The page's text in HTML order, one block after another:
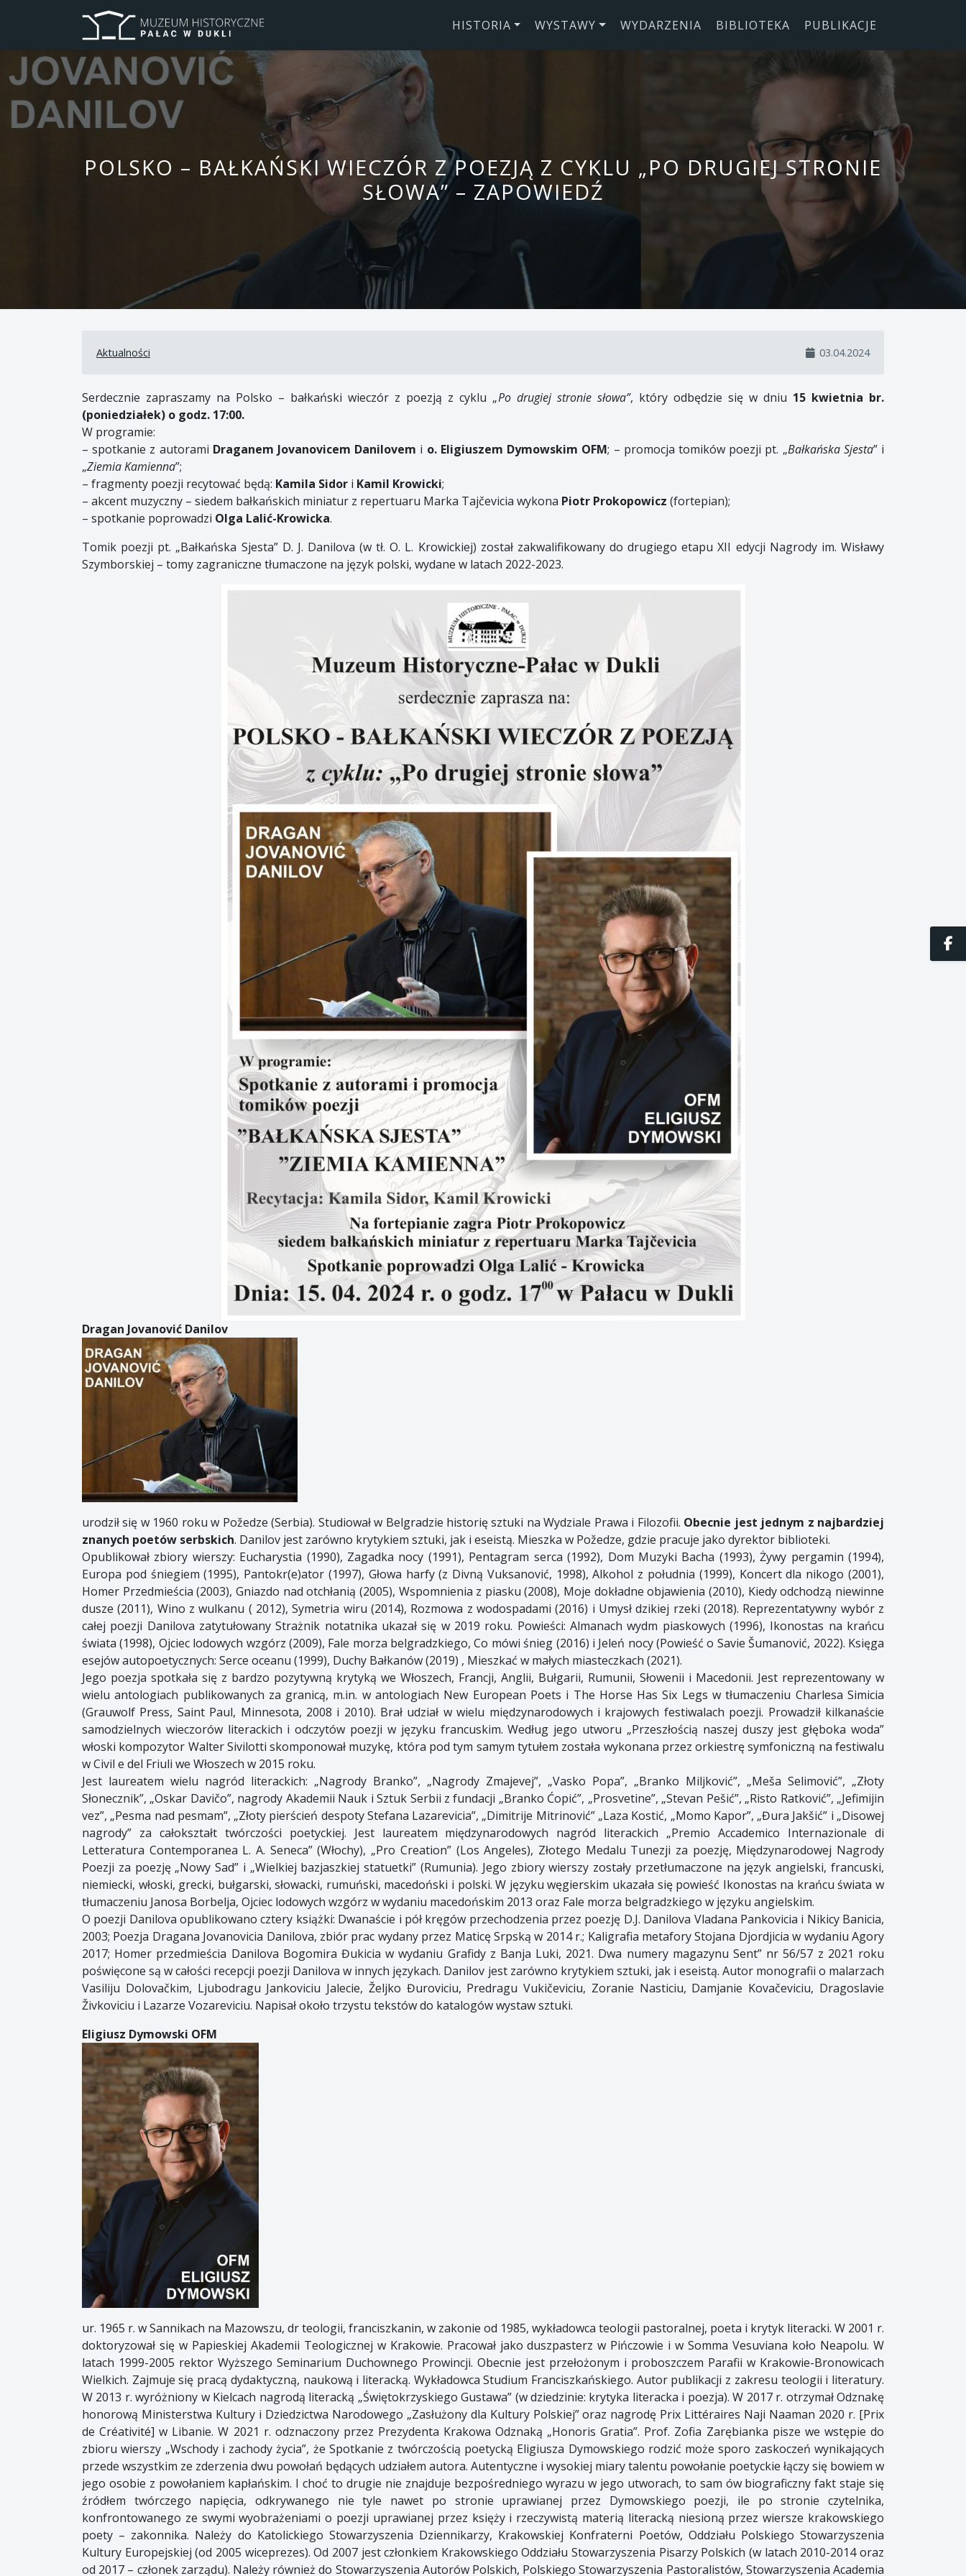
HISTORIA WYSTAWY WYDARZENIA BIBLIOTEKA PUBLIKACJE
POLSKO – BAŁKAŃSKI WIECZÓR Z POEZJĄ Z CYKLU „PO DRUGIEJ STRONIE
SŁOWA” – ZAPOWIEDŹ
Aktualności 03.04.2024
Serdecznie zapraszamy na Polsko – bałkański wieczór z poezją z cyklu „Po drugiej stronie słowa”, który odbędzie się w dniu 15 kwietnia br.
(poniedziałek) o godz. 17:00.
W programie:
– spotkanie z autorami Draganem Jovanovicem Danilovem i o. Eligiuszem Dymowskim OFM; – promocja tomików poezji pt. „Bałkańska Sjesta” i
„Ziemia Kamienna”;
– fragmenty poezji recytować będą: Kamila Sidor i Kamil Krowicki;
– akcent muzyczny – siedem bałkańskich miniatur z repertuaru Marka Tajčevicia wykona Piotr Prokopowicz (fortepian);
– spotkanie poprowadzi Olga Lalić-Krowicka.
Tomik poezji pt. „Bałkańska Sjesta” D. J. Danilova (w tł. O. L. Krowickiej) został zakwalifikowany do drugiego etapu XII edycji Nagrody im. Wisławy
Szymborskiej – tomy zagraniczne tłumaczone na język polski, wydane w latach 2022-2023.
Dragan Jovanović Danilov
urodził się w 1960 roku w Požedze (Serbia). Studiował w Belgradzie historię sztuki na Wydziale Prawa i Filozofii. Obecnie jest jednym z najbardziej
znanych poetów serbskich. Danilov jest zarówno krytykiem sztuki, jak i eseistą. Mieszka w Požedze, gdzie pracuje jako dyrektor biblioteki.
Opublikował zbiory wierszy: Eucharystia (1990), Zagadka nocy (1991), Pentagram serca (1992), Dom Muzyki Bacha (1993), Żywy pergamin (1994),
Europa pod śniegiem (1995), Pantokr(e)ator (1997), Głowa harfy (z Divną Vuksanović, 1998), Alkohol z południa (1999), Koncert dla nikogo (2001),
Homer Przedmieścia (2003), Gniazdo nad otchłanią (2005), Wspomnienia z piasku (2008), Moje dokładne objawienia (2010), Kiedy odchodzą niewinne
dusze (2011), Wino z wulkanu ( 2012), Symetria wiru (2014), Rozmowa z wodospadami (2016) i Umysł dzikiej rzeki (2018). Reprezentatywny wybór z
całej poezji Danilova zatytułowany Strażnik notatnika ukazał się w 2019 roku. Powieści: Almanach wydm piaskowych (1996), Ikonostas na krańcu
świata (1998), Ojciec lodowych wzgórz (2009), Fale morza belgradzkiego, Co mówi śnieg (2016) i Jeleń nocy (Powieść o Savie Šumanović, 2022). Księga
esejów autopoetycznych: Serce oceanu (1999), Duchy Bałkanów (2019) , Mieszkać w małych miasteczkach (2021).
Jego poezja spotkała się z bardzo pozytywną krytyką we Włoszech, Francji, Anglii, Bułgarii, Rumunii, Słowenii i Macedonii. Jest reprezentowany w
wielu antologiach publikowanych za granicą, m.in. w antologiach New European Poets i The Horse Has Six Legs w tłumaczeniu Charlesa Simicia
(Grauwolf Press, Saint Paul, Minnesota, 2008 i 2010). Brał udział w wielu międzynarodowych i krajowych festiwalach poezji. Prowadził kilkanaście
samodzielnych wieczorów literackich i odczytów poezji w języku francuskim. Według jego utworu „Przeszłością naszej duszy jest głęboka woda”
włoski kompozytor Walter Sivilotti skomponował muzykę, która pod tym samym tytułem została wykonana przez orkiestrę symfoniczną na festiwalu
w Civil e del Friuli we Włoszech w 2015 roku.
Jest laureatem wielu nagród literackich: „Nagrody Branko”, „Nagrody Zmajevej”, „Vasko Popa”, „Branko Miljković”, „Meša Selimović”, „Złoty
Słonecznik”, „Oskar Davičo”, nagrody Akademii Nauk i Sztuk Serbii z fundacji „Branko Ćopić”, „Prosvetine”, „Stevan Pešić”, „Risto Ratković”, „Jefimijin
vez”, „Pesma nad pesmam”, „Złoty pierścień despoty Stefana Lazarevicia”, „Dimitrije Mitrinović” „Laza Kostić, „Momo Kapor”, „Đura Jakšić” i „Disowej
nagrody” za całokształt twórczości poetyckiej. Jest laureatem międzynarodowych nagród literackich „Premio Accademico Internazionale di
Letteratura Contemporanea L. A. Seneca” (Włochy), „Pro Creation” (Los Angeles), Złotego Medalu Tunezji za poezję, Międzynarodowej Nagrody
Poezji za poezję „Nowy Sad” i „Wielkiej bazjaszkiej statuetki” (Rumunia). Jego zbiory wierszy zostały przetłumaczone na język angielski, francuski,
niemiecki, włoski, grecki, bułgarski, słowacki, rumuński, macedoński i polski. W języku węgierskim ukazała się powieść Ikonostas na krańcu świata w
tłumaczeniu Janosa Borbelja, Ojciec lodowych wzgórz w wydaniu macedońskim 2013 oraz Fale morza belgradzkiego w języku angielskim.
O poezji Danilova opublikowano cztery książki: Dwanaście i pół kręgów przechodzenia przez poezję D.J. Danilovа Vladana Pankovicia i Nikicy Banicia,
2003; Poezja Dragana Jovanovicia Danilova, zbiór prac wydany przez Maticę Srpską w 2014 r.; Kaligrafia metafory Stojana Djordjicia w wydaniu Agory
2017; Homer przedmieścia Danilova Bogomira Đukicia w wydaniu Grafidy z Banja Luki, 2021. Dwa numery magazynu Sent” nr 56/57 z 2021 roku
poświęcone są w całości recepcji poezji Danilova w innych językach. Danilov jest zarówno krytykiem sztuki, jak i eseistą. Autor monografii o malarzach
Vasiliju Dolovačkim, Ljubodragu Jankoviciu Jalecie, Željko Đuroviciu, Predragu Vukičeviciu, Zoranie Nasticiu, Damjanie Kovačeviciu, Dragoslavie
Živkoviciu i Lazarze Vozareviciu. Napisał około trzystu tekstów do katalogów wystaw sztuki.
Eligiusz Dymowski OFM
ur. 1965 r. w Sannikach na Mazowszu, dr teologii, franciszkanin, w zakonie od 1985, wykładowca teologii pastoralnej, poeta i krytyk literacki. W 2001 r.
doktoryzował się w Papieskiej Akademii Teologicznej w Krakowie. Pracował jako duszpasterz w Pińczowie i w Somma Vesuviana koło Neapolu. W
latach 1999-2005 rektor Wyższego Seminarium Duchownego Prowincji. Obecnie jest przełożonym i proboszczem Parafii w Krakowie-Bronowicach
Wielkich. Zajmuje się pracą dydaktyczną, naukową i literacką. Wykładowca Studium Franciszkańskiego. Autor publikacji z zakresu teologii i literatury.
W 2013 r. wyróżniony w Kielcach nagrodą literacką „Świętokrzyskiego Gustawa” (w dziedzinie: krytyka literacka i poezja). W 2017 r. otrzymał Odznakę
honorową Ministerstwa Kultury i Dziedzictwa Narodowego „Zasłużony dla Kultury Polskiej” oraz nagrodę Prix Littéraires Naji Naaman 2020 r. [Prix
de Créativité] w Libanie. W 2021 r. odznaczony przez Prezydenta Krakowa Odznaką „Honoris Gratia”. Prof. Zofia Zarębianka pisze we wstępie do
zbioru wierszy „Wschody i zachody życia”, że Spotkanie z twórczością poetycką Eligiusza Dymowskiego rodzić może sporo zaskoczeń wynikających
przede wszystkim ze zderzenia dwu powołań będących udziałem autora. Autentyczne i wysokiej miary talentu powołanie poetyckie łączy się bowiem w
jego osobie z powołaniem kapłańskim. I choć to drugie nie znajduje bezpośredniego wyrazu w jego utworach, to sam ów biograficzny fakt staje się
źródłem twórczego napięcia, odkrywanego nie tyle nawet po stronie uprawianej przez Dymowskiego poezji, ile po stronie czytelnika,
konfrontowanego ze swymi wyobrażeniami o poezji uprawianej przez księży i rzeczywistą materią literacką niesioną przez wiersze krakowskiego
poety – zakonnika. Należy do Katolickiego Stowarzyszenia Dziennikarzy, Krakowskiej Konfraterni Poetów, Oddziału Polskiego Stowarzyszenia
Kultury Europejskiej (od 2005 wiceprezes). Od 2007 jest członkiem Krakowskiego Oddziału Stowarzyszenia Pisarzy Polskich (w latach 2010-2014 oraz
od 2017 – członek zarządu). Należy również do Stowarzyszenia Autorów Polskich, Polskiego Stowarzyszenia Pastoralistów, Stowarzyszenia Academia